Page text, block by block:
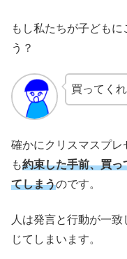
もし私たちが子ども
う？
買ってく
確かにクリスマスプ
も約束した手前、買っ
てしまうのです。
人は発言と行動が一
じてしまいます。